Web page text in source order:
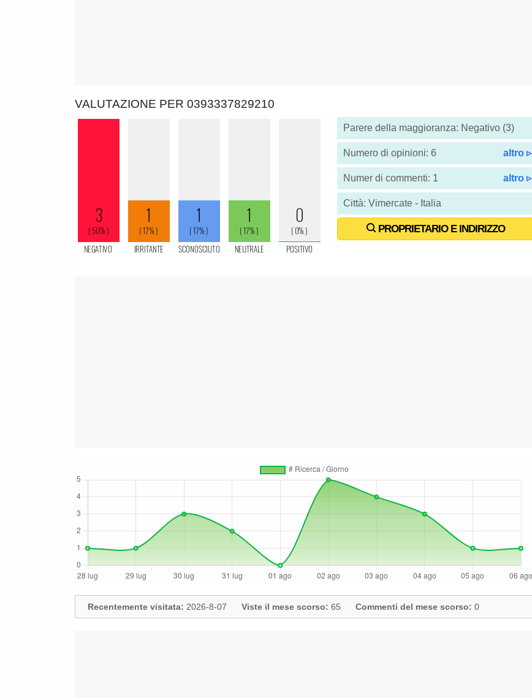
VALUTAZIONE PER 0393337829210
Parere della maggioranza: Negativo (3)
Numero di opinioni: 6 altro ▹
Numer di commenti: 1 altro ▹
Città: Vimercate - Italia
PROPRIETARIO E INDIRIZZO
Recentemente visitata: 2026-8-07 Viste il mese scorso: 65 Commenti del mese scorso: 0